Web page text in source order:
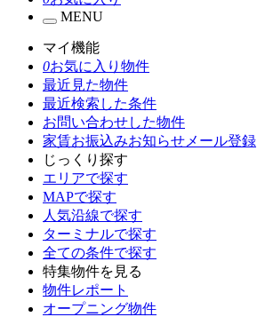
MENU
マイ機能
0お気に入り物件
最近見た物件
最近検索した条件
お問い合わせした物件
家賃お振込みお知らせメール登録
じっくり探す
エリアで探す
MAPで探す
人気沿線で探す
ターミナルで探す
全ての条件で探す
特集物件を見る
物件レポート
オープニング物件